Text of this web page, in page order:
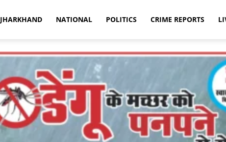
JHARKHAND NATIONAL POLITICS CRIME REPORTS